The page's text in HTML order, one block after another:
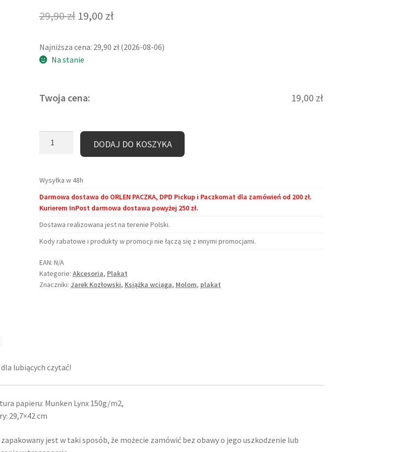
29,90zł Pierwotna
wynosiła:
19,00 złAktualna
wynosi:
Najniższa cena: 29,90 zł(2026-08-06)
Na stanie
Twoja cena: 19,00 zł
która
wciąga
(29,7x42
cm)
DODAJ DO KOSZYKA
Wysyłka w 48h
Darmowa dostawa do ORLEN PACZKA, DPD Pickup i Paczkomat dla zamówień od 200 zł.
Kurierem InPost darmowa dostawa powyżej 250 zł.
Dostawa realizowana jest na terenie Polski.
Kody rabatowe i produkty w promocji nie łączą się z innymi promocjami.
EAN: N/A
Kategorie: Akcesoria, Plakat
Znaczniki: Jarek Kozłowski, Książka wciąga, Molom, plakat
lubiących czytać!
papieru: Munken Lynx 150g/m2,
29,7×42 cm
jest w taki sposób, że możecie zamówić bez obawy o jego uszkodzenie lub